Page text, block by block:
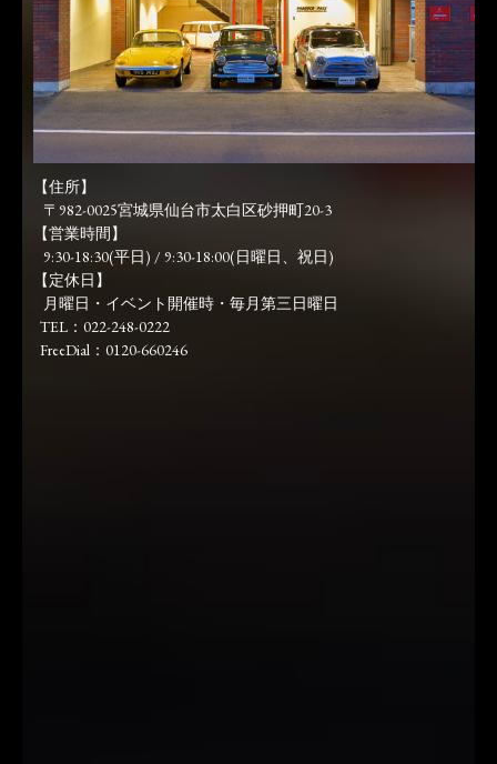
【住所】
〒982-0025宮城県仙台市太白区砂押町20-3
【営業時間】
9:30-18:30(平日) / 9:30-18:00(日曜日、祝日)
【定休日】
月曜日・イベント開催時・毎月第三日曜日
TEL：022-248-0222
FreeDial：0120-660246